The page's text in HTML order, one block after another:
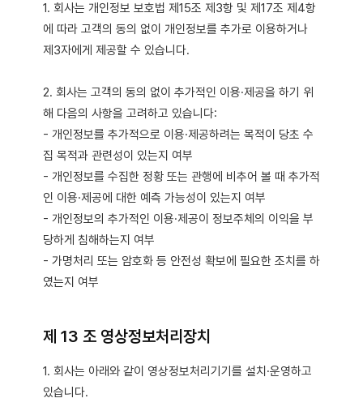
1. 회사는 개인정보 보호법 제15조 제3항 및 제17조 제4항
에 따라 고객의 동의 없이 개인정보를 추가로 이용하거나
제3자에게 제공할 수 있습니다.
2. 회사는 고객의 동의 없이 추가적인 이용·제공을 하기 위
해 다음의 사항을 고려하고 있습니다:
- 개인정보를 추가적으로 이용·제공하려는 목적이 당초 수
집 목적과 관련성이 있는지 여부
- 개인정보를 수집한 정황 또는 관행에 비추어 볼 때 추가적
인 이용·제공에 대한 예측 가능성이 있는지 여부
- 개인정보의 추가적인 이용·제공이 정보주체의 이익을 부
당하게 침해하는지 여부
- 가명처리 또는 암호화 등 안전성 확보에 필요한 조치를 하
였는지 여부
제 13 조 영상정보처리장치
1. 회사는 아래와 같이 영상정보처리기기를 설치·운영하고
있습니다.